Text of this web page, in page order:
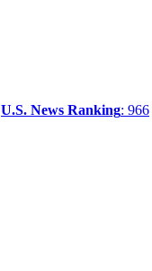
U.S. News Ranking: 966